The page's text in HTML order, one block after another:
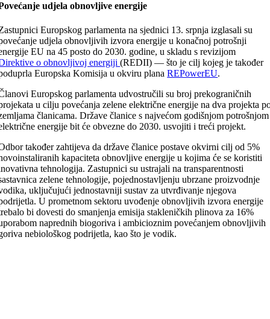
udjela obnovljive energije
Europskog parlamenta na sjednici 13. srpnja izglasali su
udjela obnovljivih izvora energije u konačnoj potrošnji
EU na 45 posto do 2030. godine, u skladu s revizijom
o obnovljivoj energiji(REDII) — što je cilj kojeg je također
Europska Komisija u okviru planaREPowerEU.
Europskog parlamenta udvostručili su broj prekograničnih
u cilju povećanja zelene električne energije na dva projekta
članicama. Države članice s najvećom godišnjom potrošnjom
energije bit će obvezne do 2030. usvojiti i treći projekt.
također zahtijeva da države članice postave okvirni cilj od 5%
kapaciteta obnovljive energije u kojima će se koristiti
tehnologija. Zastupnici su ustrajali na transparentnosti
zelene tehnologije, pojednostavljenju ubrzane proizvodnje
uključujući jednostavniji sustav za utvrđivanje njegova
U prometnom sektoru uvođenje obnovljivih izvora energije
bi dovesti do smanjenja emisija stakleničkih plinova za 16%
naprednih biogoriva i ambicioznim povećanjem obnovljivih
nebiološkog podrijetla, kao što je vodik.